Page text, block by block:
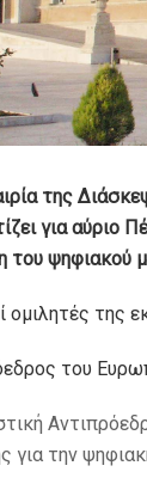
της
για αύριο
του ψηφιακού
ομιλητές της
του
για την